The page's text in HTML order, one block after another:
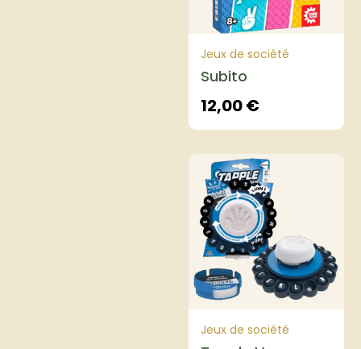
Jeux de société
Subito
12,00€
Jeux de société